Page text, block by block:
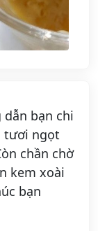
dẫn bạn chi
tươi ngọt
chần chờ
kem xoài
bạn